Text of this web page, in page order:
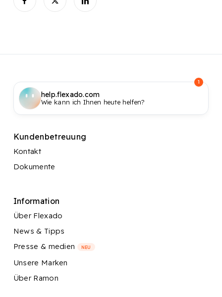
help.flexado.com
Wie kann ich Ihnen heute helfen?
1
Kundenbetreuung
Kontakt
Dokumente
Information
Über Flexado
News & Tipps
Presse & medien
NEU
Unsere Marken
Über Ramon